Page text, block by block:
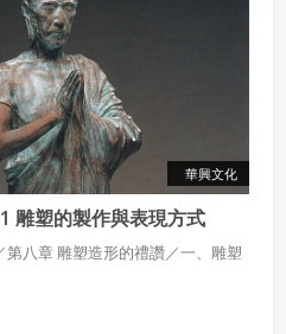
華興文化
雕塑的製作與表現方式
八章 雕塑造形的禮讚／一、雕塑